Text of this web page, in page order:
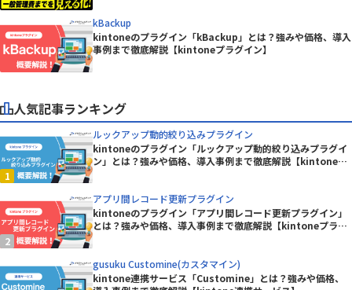
kBackup
kintoneのプラグイン「kBackup」とは？強みや価格、導入
事例まで徹底解説【kintoneプラグイン】
人気記事ランキング
ルックアップ動的絞り込みプラグイン
kintoneのプラグイン「ルックアップ動的絞り込みプラグイ
ン」とは？強みや価格、導入事例まで徹底解説【kintoneプ
アプリ間レコード更新プラグイン
kintoneのプラグイン「アプリ間レコード更新プラグイン」
とは？強みや価格、導入事例まで徹底解説【kintoneプラグ
gusuku Customine(カスタマイン)
kintone連携サービス「Customine」とは？強みや価格、